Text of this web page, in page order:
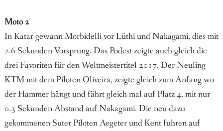
Moto 2
In Katar gewann Morbidelli vor Lüthi und Nakagami, dies mit
2.6 Sekunden Vorsprung. Das Podest zeigte auch gleich die
drei Favoriten für den Weltmeistertitel 2017. Der Neuling
KTM mit dem Piloten Oliveira, zeigte gleich zum Anfang wo
der Hammer hängt und fährt gleich mal auf Platz 4, mit nur
0.3 Sekunden Abstand auf Nakagami. Die neu dazu
gekommenen Suter Piloten Aegeter und Kent fuhren auf